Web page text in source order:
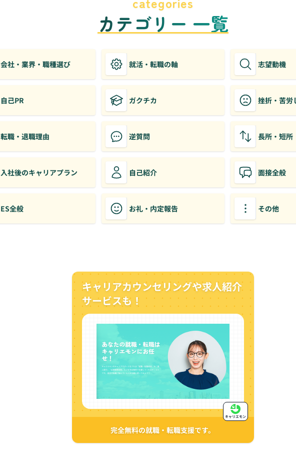
カテゴリー 一覧
会社・業界・職種選び 就活・転職の軸 志望動機
自己PR ガクチカ 挫折・苦労
転職・退職理由 逆質問 長所・短所
入社後のキャリアプラン 自己紹介 面接全般
ES全般 お礼・内定報告 その他
キャリアカウンセリングや求人紹介
サービスも！
完全無料の就職・転職支援です。
キャリエモン